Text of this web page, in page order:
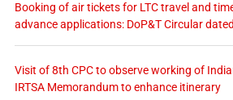
Booking of air tickets for LTC travel and
advance applications: DoP&T Circular
Visit of 8th CPC to observe working of
IRTSA Memorandum to enhance itinerary